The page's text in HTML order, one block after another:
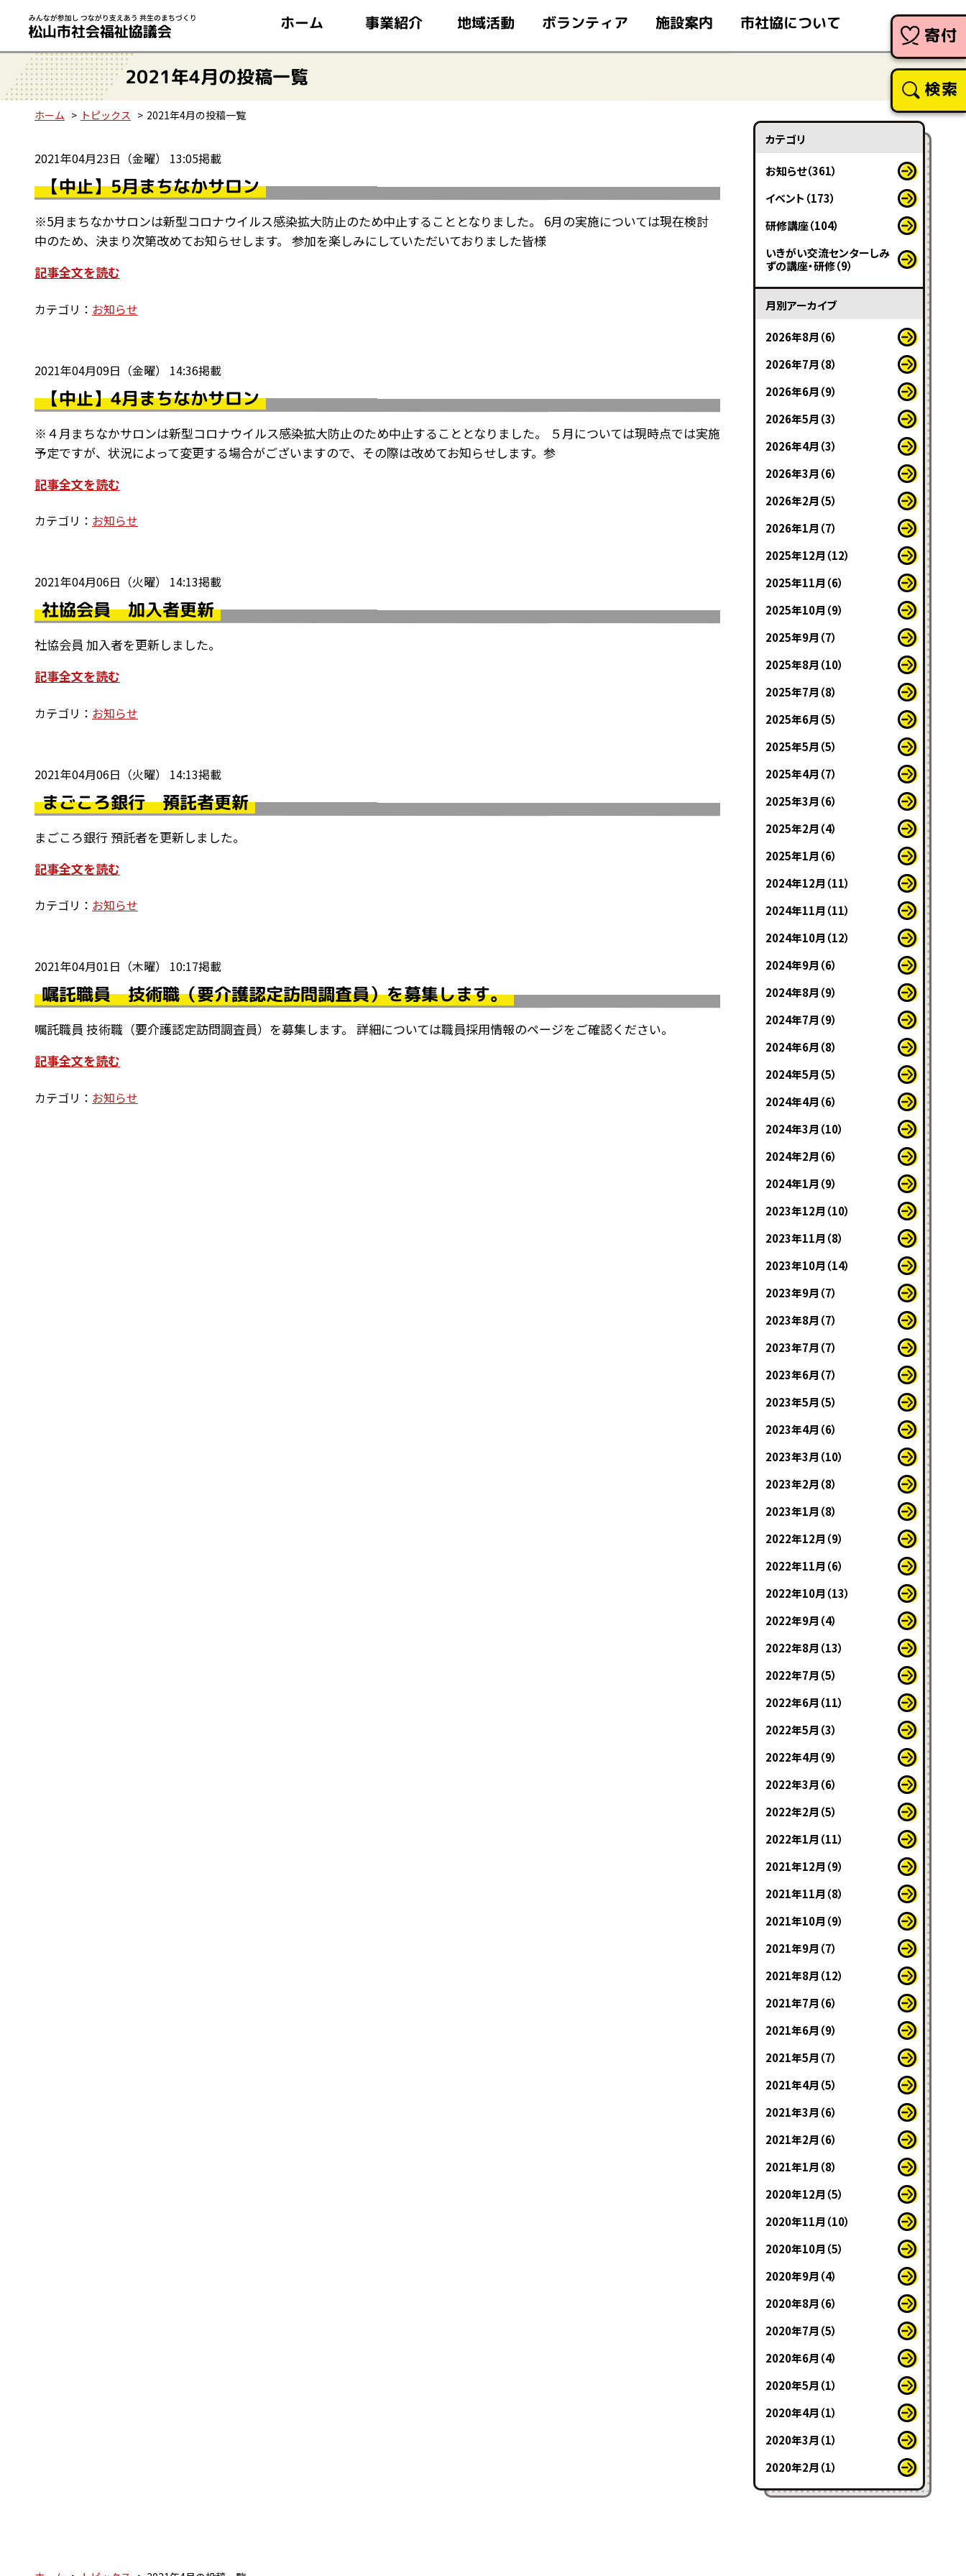
ホーム 事業紹介 地域活動 ボランティア 施設案内 市社協について
寄付
検索
2021年4月の投稿一覧
ホーム トピックス 2021年4月の投稿一覧
2021年04月23日（金曜） 13:05掲載
【中止】5月まちなかサロン
※5月まちなかサロンは新型コロナウイルス感染拡大防止のため中止することとなりました。 6月の実施については現在検討
中のため、決まり次第改めてお知らせします。 参加を楽しみにしていただいておりました皆様
記事全文を読む
カテゴリ： お知らせ
2021年04月09日（金曜） 14:36掲載
【中止】4月まちなかサロン
※４月まちなかサロンは新型コロナウイルス感染拡大防止のため中止することとなりました。 ５月については現時点では実施
予定ですが、状況によって変更する場合がございますので、その際は改めてお知らせします。参
記事全文を読む
カテゴリ： お知らせ
2021年04月06日（火曜） 14:13掲載
社協会員 加入者更新
社協会員 加入者を更新しました。
記事全文を読む
カテゴリ： お知らせ
2021年04月06日（火曜） 14:13掲載
まごころ銀行 預託者更新
まごころ銀行 預託者を更新しました。
記事全文を読む
カテゴリ： お知らせ
2021年04月01日（木曜） 10:17掲載
嘱託職員 技術職（要介護認定訪問調査員）を募集します。
嘱託職員 技術職（要介護認定訪問調査員）を募集します。 詳細については職員採用情報のページをご確認ください。
記事全文を読む
カテゴリ： お知らせ
カテゴリ
お知らせ（361）
イベント（173）
研修講座（104）
いきがい交流センターしみ
ずの講座・研修（9）
月別アーカイブ
2026年8月（6）
2026年7月（8）
2026年6月（9）
2026年5月（3）
2026年4月（3）
2026年3月（6）
2026年2月（5）
2026年1月（7）
2025年12月（12）
2025年11月（6）
2025年10月（9）
2025年9月（7）
2025年8月（10）
2025年7月（8）
2025年6月（5）
2025年5月（5）
2025年4月（7）
2025年3月（6）
2025年2月（4）
2025年1月（6）
2024年12月（11）
2024年11月（11）
2024年10月（12）
2024年9月（6）
2024年8月（9）
2024年7月（9）
2024年6月（8）
2024年5月（5）
2024年4月（6）
2024年3月（10）
2024年2月（6）
2024年1月（9）
2023年12月（10）
2023年11月（8）
2023年10月（14）
2023年9月（7）
2023年8月（7）
2023年7月（7）
2023年6月（7）
2023年5月（5）
2023年4月（6）
2023年3月（10）
2023年2月（8）
2023年1月（8）
2022年12月（9）
2022年11月（6）
2022年10月（13）
2022年9月（4）
2022年8月（13）
2022年7月（5）
2022年6月（11）
2022年5月（3）
2022年4月（9）
2022年3月（6）
2022年2月（5）
2022年1月（11）
2021年12月（9）
2021年11月（8）
2021年10月（9）
2021年9月（7）
2021年8月（12）
2021年7月（6）
2021年6月（9）
2021年5月（7）
2021年4月（5）
2021年3月（6）
2021年2月（6）
2021年1月（8）
2020年12月（5）
2020年11月（10）
2020年10月（5）
2020年9月（4）
2020年8月（6）
2020年7月（5）
2020年6月（4）
2020年5月（1）
2020年4月（1）
2020年3月（1）
2020年2月（1）